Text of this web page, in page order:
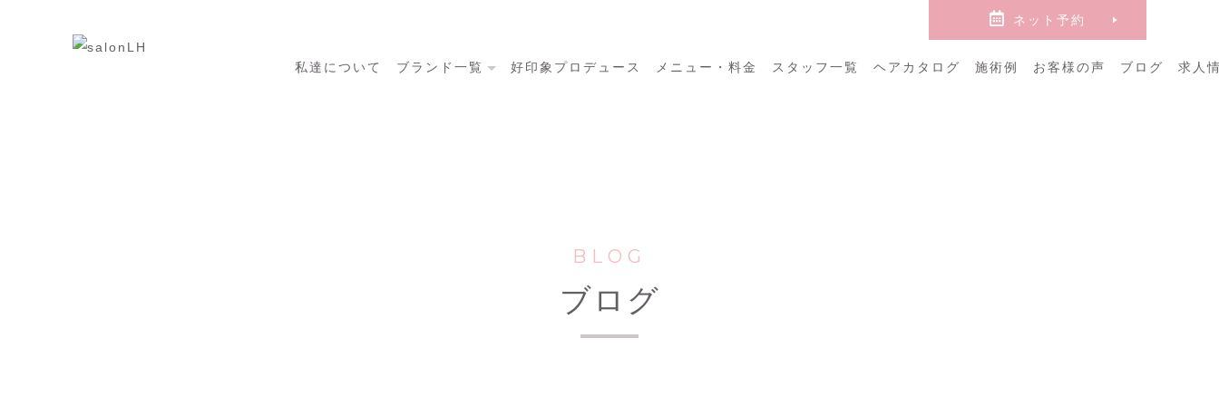
ネット 予約
私達について ブランド一覧 好印象プロデュース メニュー・料金 スタッフ一覧 ヘアカタログ 施術例 お客様の声 ブログ 求人
BLOG
ブログ